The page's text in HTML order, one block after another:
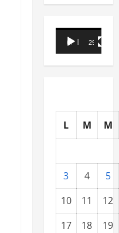
Lecteur
vidéo
00:00 29:21
L M M
3 4
5
10
11
12
17
18
19